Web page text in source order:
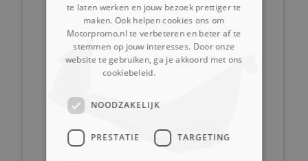
te laten werken en jouw bezoek prettiger te
maken. Ook helpen cookies ons om
Motorpromo.nl te verbeteren en beter af te
stemmen op jouw interesses. Door onze
website te gebruiken, ga je akkoord met ons
cookiebeleid.
NOODZAKELIJK
PRESTATIE TARGETING